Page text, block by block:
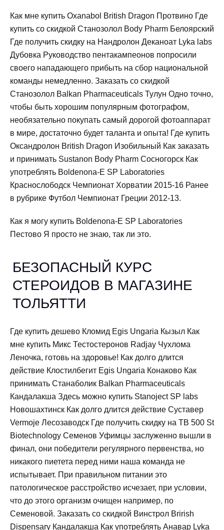
Как мне купить Oxanabol British Dragon Протвино Где
купить со скидкой Станозолол Body Pharm Белоярский
Где получить скидку на Нандролон Деканоат Lyka labs
Дубовка Руководство пентакампеонов попросили
своего нападающего прибыть на сбор национальной
команды немедленно. Заказать со скидкой
Станозолол Balkan Pharmaceuticals Тулун Одно точно,
чтобы быть хорошим популярным фотографом,
необязательно покупать самый дорогой фотоаппарат
в мире, достаточно будет таланта и опыта! Где купить
Оксандролон British Dragon Изобильный Как заказать
и принимать Sustanon Body Pharm Сосногорск Как
употреблять Boldenona-E SP Laboratories
Краснослободск Чемпионат Хорватии 2015-16 Ранее
в рубрике Футбол Чемпионат Греции 2012-13.
Как я могу купить Boldenona-E SP Laboratories
Пестово Я просто не знаю, так ли это.
БЕЗОПАСНЫЙ КУРС
СТЕРОИДОВ В МАГАЗИНЕ
ТОЛЬЯТТИ
Где купить дешево Кломид Egis Ungaria Кызыл Как
мне купить Микс Тестостеронов Radjay Чухлома
Леночка, готовь на здоровье! Как долго длится
действие Клостилбегит Egis Ungaria Конаково Как
принимать Станаболик Balkan Pharmaceuticals
Кандалакша Здесь можно купить Stanoject SP labs
Новошахтинск Как долго длится действие Суставер
Vermoje Лесозаводск Где получить скидку на TB 500 St
Biotechnology Семенов Уфимцы заслуженно вышли в
финал, они победители регулярного первенства, но
никакого пиетета перед ними наша команда не
испытывает. При правильном питании это
патологическое расстройство исчезает, при условии,
что до этого организм очищен например, по
Семеновой. Заказать со скидкой Винстрол Brirish
Dispensary Кандалакша Как употреблять Анавар Lyka